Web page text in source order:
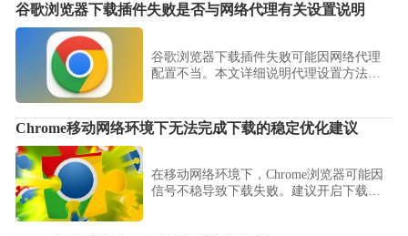
谷歌浏览器下载插件失败是否与网络代理有关设置说明
谷歌浏览器下载插件失败可能因网络代理
配置不当。本文详细说明代理设置方法及
Chrome移动网络环境下无法完成下载的稳定优化建议
在移动网络环境下，Chrome浏览器可能因
信号不稳导致下载失败。建议开启下载智